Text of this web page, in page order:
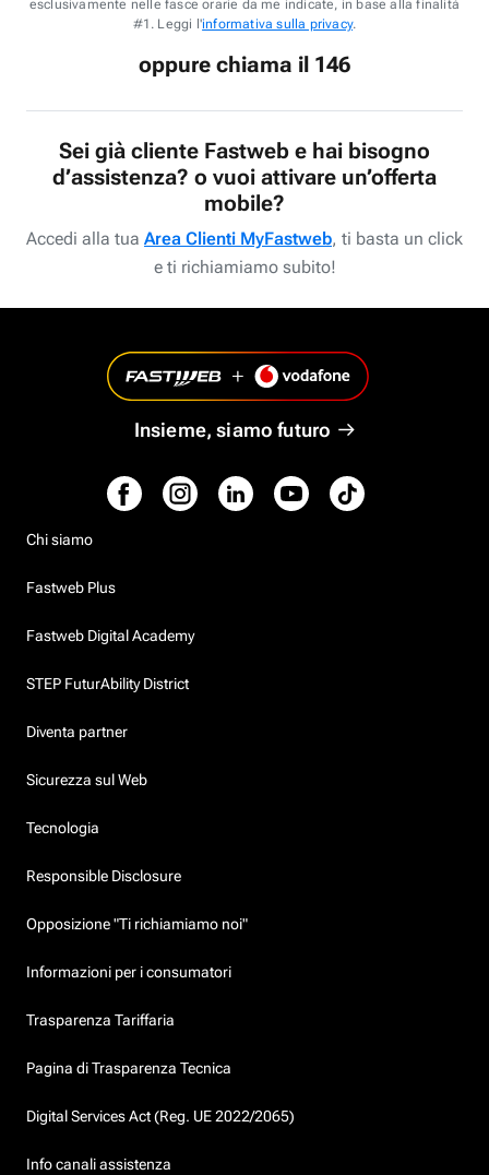
esclusivamente nelle fasce orarie da me indicate, in base alla finalità
#1. Leggi l'informativa sulla privacy.
oppure chiama il 146
Sei già cliente Fastweb e hai bisogno
d’assistenza? o vuoi attivare un’offerta
mobile?
Accedi alla tua Area Clienti MyFastweb, ti basta un click
e ti richiamiamo subito!
Insieme, siamo futuro
Chi siamo
Fastweb Plus
Fastweb Digital Academy
STEP FuturAbility District
Diventa partner
Sicurezza sul Web
Tecnologia
Responsible Disclosure
Opposizione "Ti richiamiamo noi"
Informazioni per i consumatori
Trasparenza Tariffaria
Pagina di Trasparenza Tecnica
Digital Services Act (Reg. UE 2022/2065)
Info canali assistenza